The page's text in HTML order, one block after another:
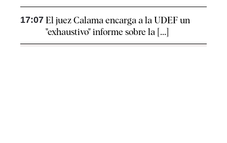
17:07 El juez Calama encarga a la UDEF un
"exhaustivo" informe sobre la [...]